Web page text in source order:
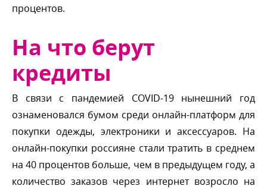
процентов.
На что берут
кредиты
связи с пандемией COVID-19 нынешний год
ознаменовался бумом среди онлайн-платформ для
покупки одежды, электроники и аксессуаров. На
онлайн-покупки россияне стали тратить в среднем
на 40 процентов больше, чем в предыдущем году, а
количество заказов через интернет возросло на